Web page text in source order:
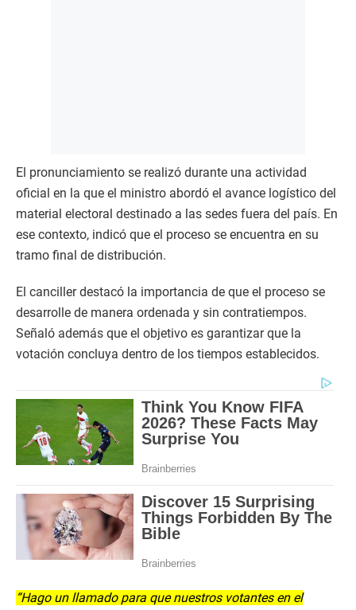
El pronunciamiento se realizó durante una actividad
oficial en la que el ministro abordó el avance logístico del
material electoral destinado a las sedes fuera del país. En
ese contexto, indicó que el proceso se encuentra en su
tramo final de distribución.
El canciller destacó la importancia de que el proceso se
desarrolle de manera ordenada y sin contratiempos.
Señaló además que el objetivo es garantizar que la
votación concluya dentro de los tiempos establecidos.
“Hago un llamado para que nuestros votantes en el